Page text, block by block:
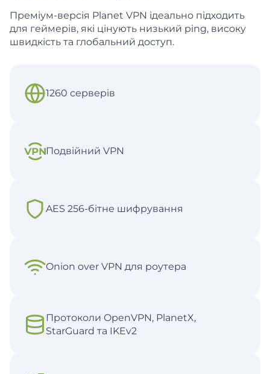
Преміум-версія Planet VPN ідеально підходить
для геймерів, які цінують низький ping, високу
швидкість та глобальний доступ.
1260 серверів
Подвійний VPN
AES 256-бітне шифрування
Onion over VPN для роутера
Протоколи OpenVPN, PlanetX,
StarGuard та IKEv2